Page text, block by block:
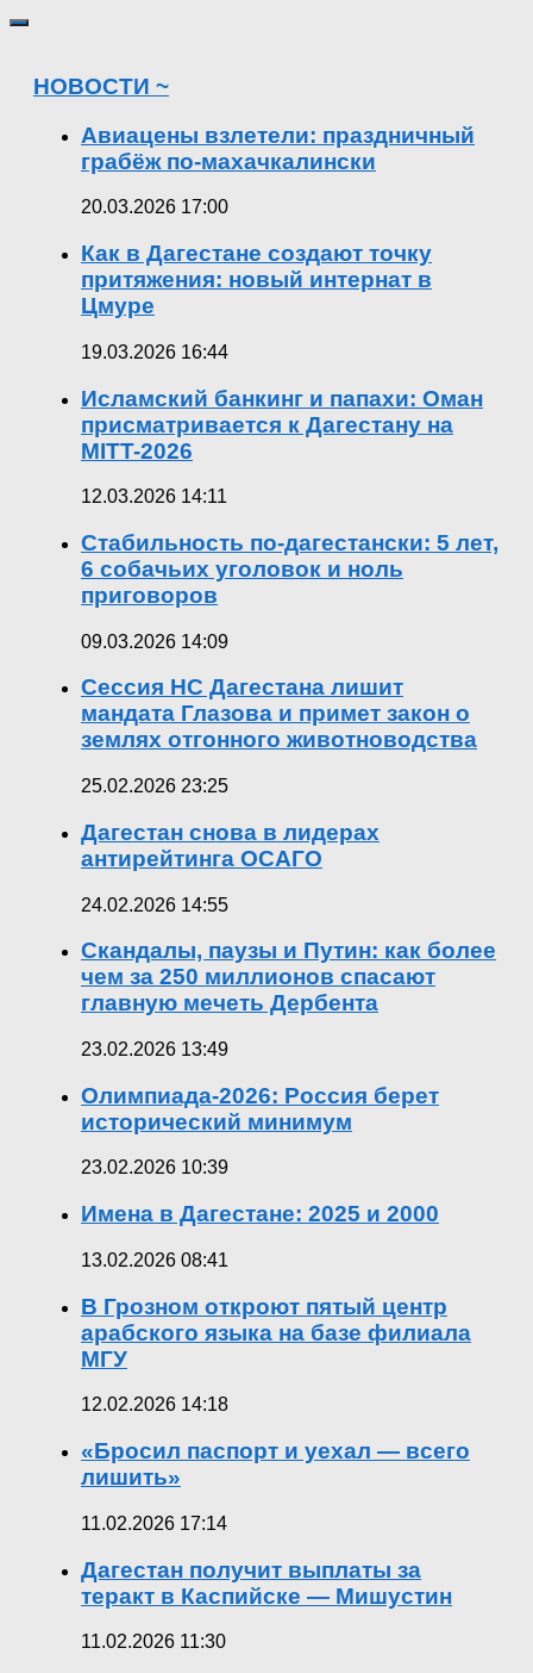
НОВОСТИ ~
Авиацены взлетели: праздничный
грабёж по-махачкалински
20.03.2026 17:00
Как в Дагестане создают точку
притяжения: новый интернат в
Цмуре
19.03.2026 16:44
Исламский банкинг и папахи: Оман
присматривается к Дагестану на
MITT-2026
12.03.2026 14:11
Стабильность по-дагестански: 5 лет,
6 собачьих уголовок и ноль
приговоров
09.03.2026 14:09
Сессия НС Дагестана лишит
мандата Глазова и примет закон о
землях отгонного животноводства
25.02.2026 23:25
Дагестан снова в лидерах
антирейтинга ОСАГО
24.02.2026 14:55
Скандалы, паузы и Путин: как более
чем за 250 миллионов спасают
главную мечеть Дербента
23.02.2026 13:49
Олимпиада-2026: Россия берет
исторический минимум
23.02.2026 10:39
Имена в Дагестане: 2025 и 2000
13.02.2026 08:41
В Грозном откроют пятый центр
арабского языка на базе филиала
МГУ
12.02.2026 14:18
«Бросил паспорт и уехал — всего
лишить»
11.02.2026 17:14
Дагестан получит выплаты за
теракт в Каспийске — Мишустин
11.02.2026 11:30